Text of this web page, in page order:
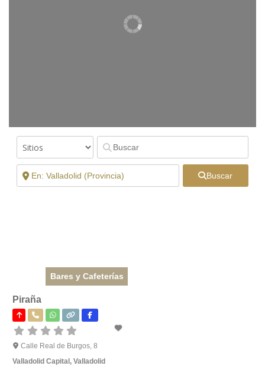
Buscar
Bares y Cafeterías
Piraña
Calle Real de Burgos, 8
Valladolid Capital, Valladolid